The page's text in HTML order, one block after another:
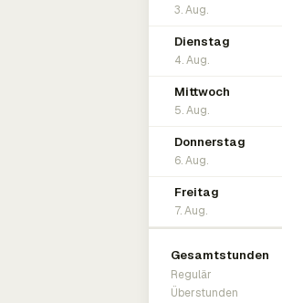
3. Aug.
Dienstag
4. Aug.
Mittwoch
5. Aug.
Donnerstag
6. Aug.
Freitag
7. Aug.
Gesamtstunden
Regulär
Überstunden